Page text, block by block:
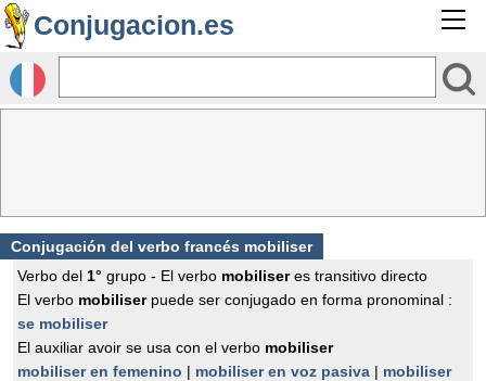
Conjugacion.es
Conjugación del verbo francés mobiliser
Verbo del 1° grupo - El verbo mobiliseres transitivo directo
El verbo mobiliserpuede ser conjugado en forma pronominal :
se mobiliser
El auxiliar avoir se usa con el verbo mobiliser
mobiliser en femenino | mobiliser en voz pasiva | mobiliser